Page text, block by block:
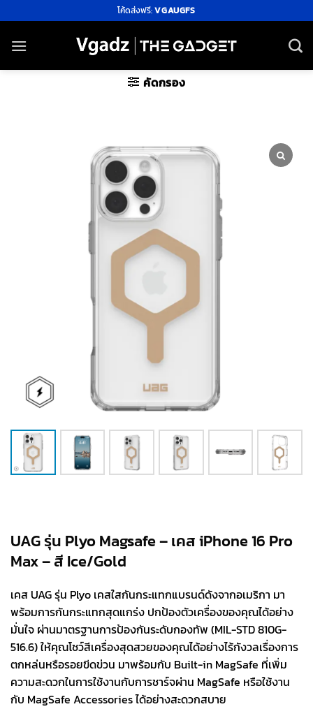
ไป
ยัง
โค้ดส่งฟรี:VGAUGFS
คัดกรอง
UAG รุ่น Plyo Magsafe – เคส iPhone 16 Pro
Max – สี Ice/Gold
เคส UAG รุ่น Plyo เคสใสกันกระแทกแบรนด์ดังจากอเมริกา มา
พร้อมการกันกระแทกสุดแกร่ง ปกป้องตัวเครื่องของคุณได้อย่าง
มั่นใจ ผ่านมาตรฐานการป้องกันระดับกองทัพ (MIL-STD 810G-
516.6) ให้คุณโชว์สีเครื่องสุดสวยของคุณได้อย่างไร้กังวลเรื่องการ
ตกหล่นหรือรอยขีดข่วน มาพร้อมกับ Built-in MagSafe ที่เพิ่ม
ความสะดวกในการใช้งานกับการชาร์จผ่าน MagSafe หรือใช้งาน
กับ MagSafe Accessories ได้อย่างสะดวกสบาย